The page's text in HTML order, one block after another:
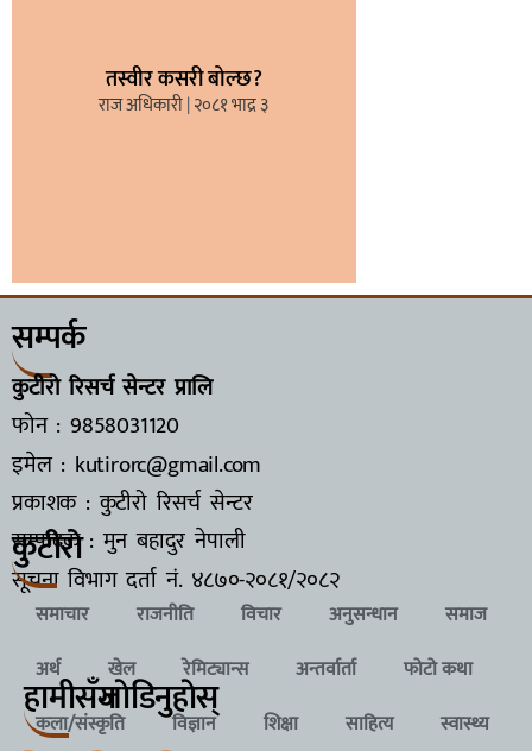
तस्वीर कसरी बोल्छ?
राज अधिकारी २०८१ भाद्र ३
सम्पर्क
कुटीरो रिसर्च सेन्टर प्रालि
फोन : 9858031120
इमेल : kutirorc@gmail.com
प्रकाशक : कुटीरो रिसर्च सेन्टर
सम्पादक : मुन बहादुर नेपाली
सूचना विभाग दर्ता नं. ४८७०-२०८१/२०८२
कुटीरो
समाचार राजनीति विचार अनुसन्धान
समाज
अर्थ
खेल रेमिट्यान्स अन्तर्वार्ता
फोटो कथा
कला/संस्कृति
विज्ञान शिक्षा साहित्य स्वास्थ्य
हामीसँगजाेडिनुहाेस्